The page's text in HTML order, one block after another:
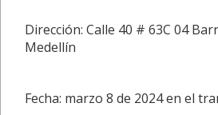
Dirección: Calle 40 # 63C 04
Medellín
Fecha: marzo 8 de 2024 en el